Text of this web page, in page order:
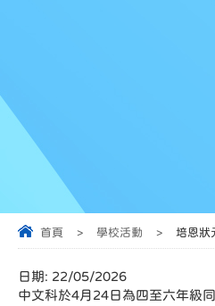
首頁 > 學校活動 > 培恩狀
日期: 22/05/2026
中文科於4月24日為四至六年級